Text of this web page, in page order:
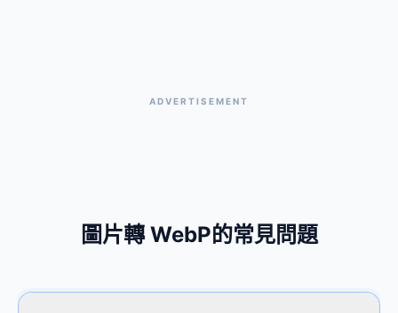
ADVERTISEMENT
圖片轉 WebP的常見問題